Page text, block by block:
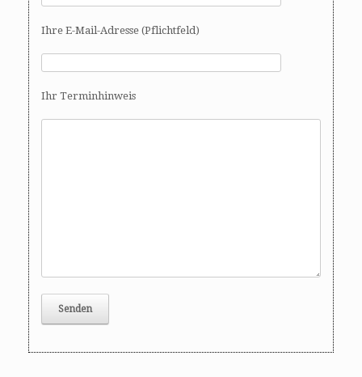
Ihre E-Mail-Adresse (Pflichtfeld)
Ihr Terminhinweis